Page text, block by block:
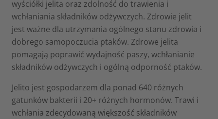
wyściółki jelita oraz zdolność do trawienia i
wchłaniania składników odżywczych. Zdrowie jelit
jest ważne dla utrzymania ogólnego stanu zdrowia i
dobrego samopoczucia ptaków. Zdrowe jelita
pomagają poprawić wydajność paszy, wchłanianie
składników odżywczych i ogólną odporność ptaków.
Jelito jest gospodarzem dla ponad 640 różnych
gatunków bakterii i 20+ różnych hormonów. Trawi i
wchłania zdecydowaną większość składników